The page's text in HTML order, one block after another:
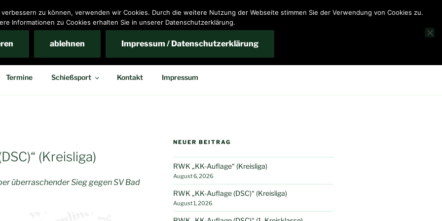
Bennigsen e.V.
Termine Schießsport Kontakt Impressum
(Kreisliga)
überraschender Sieg gegen SV Bad
NEUER BEITRAG
RWK „KK-Auflage“ (Kreisliga)
August 6, 2026
RWK „KK-Auflage (DSC)“ (Kreisliga)
August 1, 2026
zu können, verwenden wir Cookies. Durch die weitere Nutzung der Webseite stimmen Sie der Verwendung von Cookies zu.
Informationen zu Cookies erhalten Sie in unserer Datenschutzerklärung.
ablehnen Impressum / Datenschutzerklärung